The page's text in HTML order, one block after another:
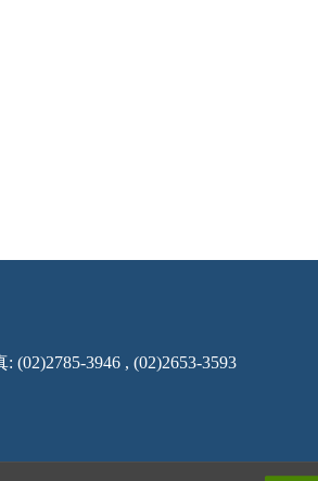
: (02)2785-3946 , (02)2653-3593